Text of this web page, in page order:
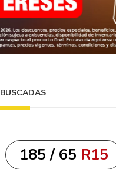
BUSCADAS
185 / 65 R15